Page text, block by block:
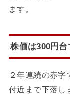
ます。
株価は300円台
２年連続の赤
付近まで下落し